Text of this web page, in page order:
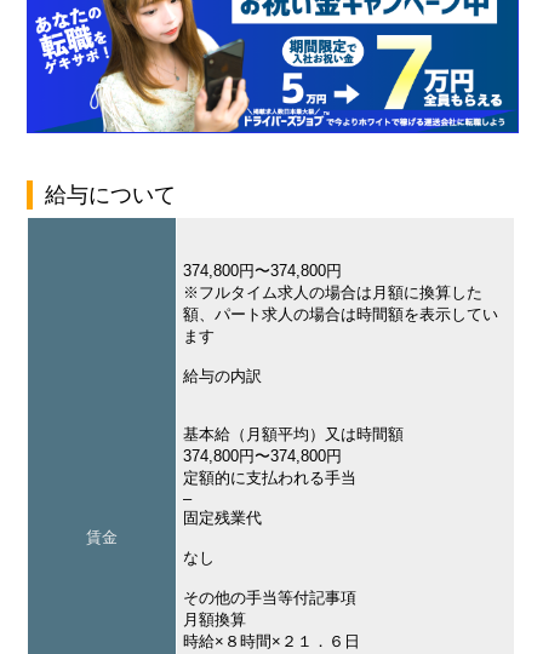
給与について
賃金
374,800円〜374,800円
※フルタイム求人の場合は月額に換算した
額、パート求人の場合は時間額を表示してい
ます
給与の内訳
基本給（月額平均）又は時間額
374,800円〜374,800円
定額的に支払われる手当
–
固定残業代
なし
その他の手当等付記事項
月額換算
時給×８時間×２１．６日